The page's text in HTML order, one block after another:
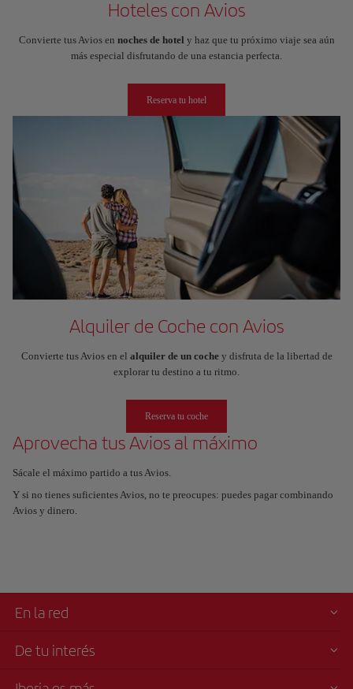
Hoteles con Avios
Convierte tus Avios en noches de hotel y haz que tu próximo viaje sea aún
más especial disfrutando de una estancia perfecta.
Reserva tu hotel
Alquiler de Coche con Avios
Convierte tus Avios en el alquiler de un cochey disfruta de la libertad de
explorar tu destino a tu ritmo.
Reserva tu coche
Aprovecha tus Avios al máximo
Sácale el máximo partido a tus Avios.
Y si no tienes suficientes Avios, no te preocupes: puedes pagar combinando
Avios y dinero.
En la red
De tu interés